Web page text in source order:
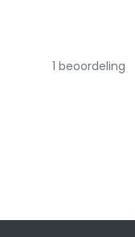
1 beoordeling